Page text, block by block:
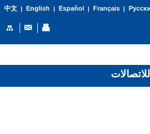
中文| English | Español | Français|